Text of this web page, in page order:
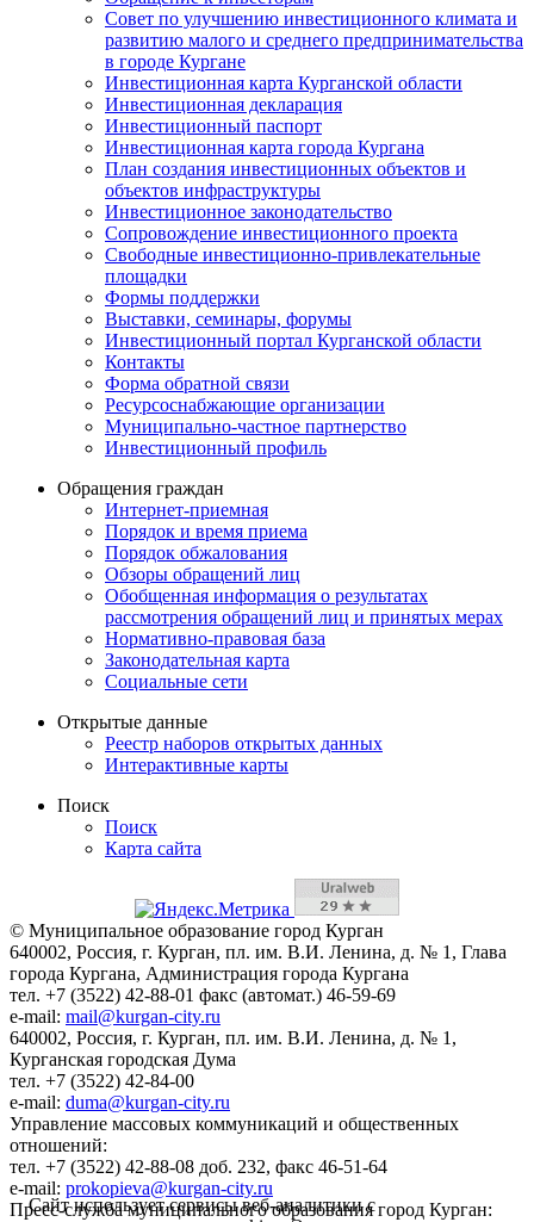
Совет по улучшению инвестиционного климата и
развитию малого и среднего предпринимательства
в городе Кургане
Инвестиционная карта Курганской области
Инвестиционная декларация
Инвестиционный паспорт
Инвестиционная карта города Кургана
План создания инвестиционных объектов и
объектов инфраструктуры
Инвестиционное законодательство
Сопровождение инвестиционного проекта
Свободные инвестиционно-привлекательные
площадки
Формы поддержки
Выставки, семинары, форумы
Инвестиционный портал Курганской области
Контакты
Форма обратной связи
Ресурсоснабжающие организации
Муниципально-частное партнерство
Инвестиционный профиль
Обращения граждан
Интернет-приемная
Порядок и время приема
Порядок обжалования
Обзоры обращений лиц
Обобщенная информация о результатах
рассмотрения обращений лиц и принятых мерах
Нормативно-правовая база
Законодательная карта
Социальные сети
Открытые данные
Реестр наборов открытых данных
Интерактивные карты
Поиск
Поиск
Карта сайта
© Муниципальное образование город Курган
640002, Россия, г. Курган, пл. им. В.И. Ленина, д. № 1, Глава
города Кургана, Администрация города Кургана
тел. +7 (3522) 42-88-01 факс (автомат.) 46-59-69
e-mail: mail@kurgan-city.ru
640002, Россия, г. Курган, пл. им. В.И. Ленина, д. № 1,
Курганская городская Дума
тел. +7 (3522) 42-84-00
e-mail: duma@kurgan-city.ru
Управление массовых коммуникаций и общественных
отношений:
тел. +7 (3522) 42-88-08 доб. 232, факс 46-51-64
e-mail: prokopieva@kurgan-city.ru
Пресс-служба муниципального образования город Курган:
Сайт использует сервисы веб-аналитики с